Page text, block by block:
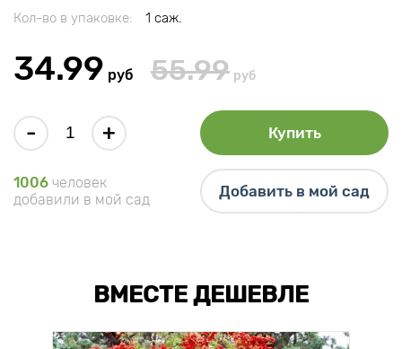
Кол-во в упаковке:
1 саж.
34.99 руб 55.99 руб
- + Купить
1006 человек
добавили в мой сад
Добавить в мой сад
ВМЕСТЕ ДЕШЕВЛЕ